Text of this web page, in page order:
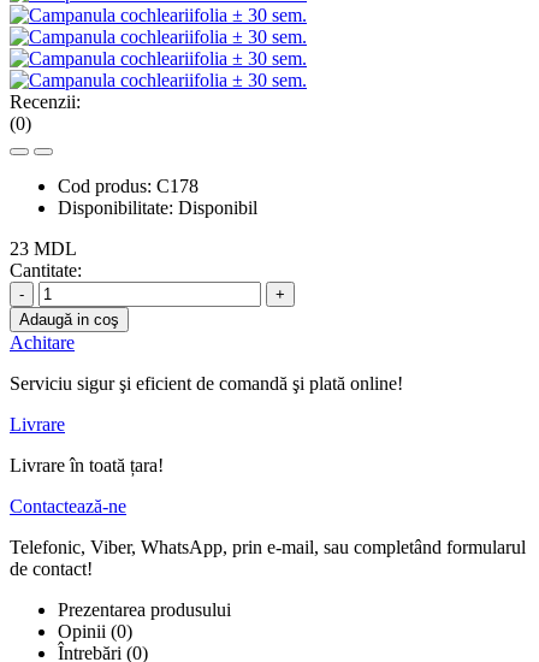
Recenzii:
(0)
Cod produs: C178
Disponibilitate: Disponibil
23 MDL
Cantitate:
-
+
Adaugă in coş
Achitare
Serviciu sigur şi eficient de comandă şi plată online!
Livrare
Livrare în toată țara!
Contactează-ne
Telefonic, Viber, WhatsApp, prin e-mail, sau completând formularul
de contact!
Prezentarea produsului
Opinii (0)
Întrebări (0)